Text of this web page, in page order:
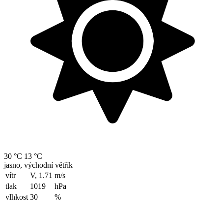
30 °C 13 °C
jasno, východní větřík
vítr
V, 1.71 m/s
tlak
1019
hPa
vlhkost 30 %